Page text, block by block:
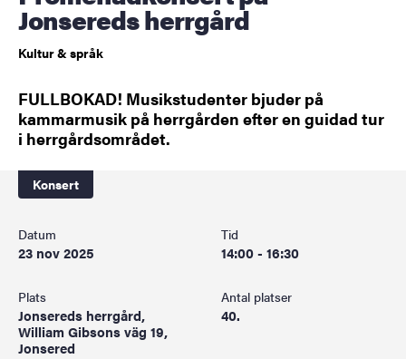
Jonsereds herrgård
Kultur & språk
FULLBOKAD! Musikstudenter bjuder på
kammarmusik på herrgården efter en guidad tur
i herrgårdsområdet.
Konsert
Datum
23 nov 2025
Tid
14:00 - 16:30
Plats
Jonsereds herrgård,
William Gibsons väg 19,
Jonsered
Antal platser
40.